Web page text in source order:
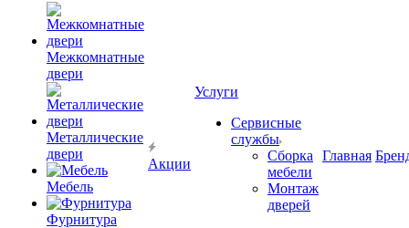
Межкомнатные
двери
Металлические
двери
Мебель
Фурнитура
Акции
Услуги
Сервисные
службы
Сборка
мебели
Монтаж
дверей
Главная